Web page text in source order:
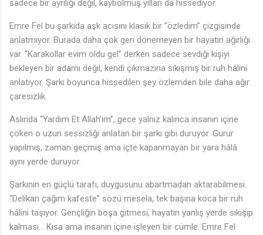
sadece bir ayrılığı değil, kaybolmuş yılları da hissediyor.
Emre Fel bu şarkıda aşk acısını klasik bir “özledim” çizgisinde
anlatmıyor. Burada daha çok geri dönemeyen bir hayatın ağırlığı
var. “Karakollar evim oldu gel” derken sadece sevdiği kişiyi
bekleyen bir adamı değil, kendi çıkmazına sıkışmış bir ruh hâlini
anlatıyor. Şarkı boyunca hissedilen şey özlemden bile daha ağır:
çaresizlik.
Aslında “Yardım Et Allah’ım”, gece yalnız kalınca insanın içine
çöken o uzun sessizliği anlatan bir şarkı gibi duruyor. Gurur
yapılmış, zaman geçmiş ama içte kapanmayan bir yara hâlâ
aynı yerde duruyor.
Şarkının en güçlü tarafı, duygusunu abartmadan aktarabilmesi.
“Delikan çağım kafeste” sözü mesela, tek başına koca bir ruh
hâlini taşıyor. Gençliğin boşa gitmesi, hayatın yanlış yerde sıkışıp
kalması… Kısa ama insanın içine işleyen bir cümle. Emre Fel